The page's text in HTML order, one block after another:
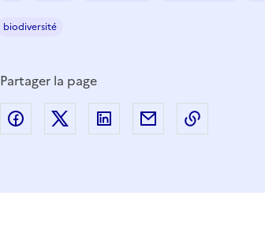
biodiversité
Partager la page
Partager sur Facebook
Partager sur Twitter
Partager sur LinkedIn
Partager par email